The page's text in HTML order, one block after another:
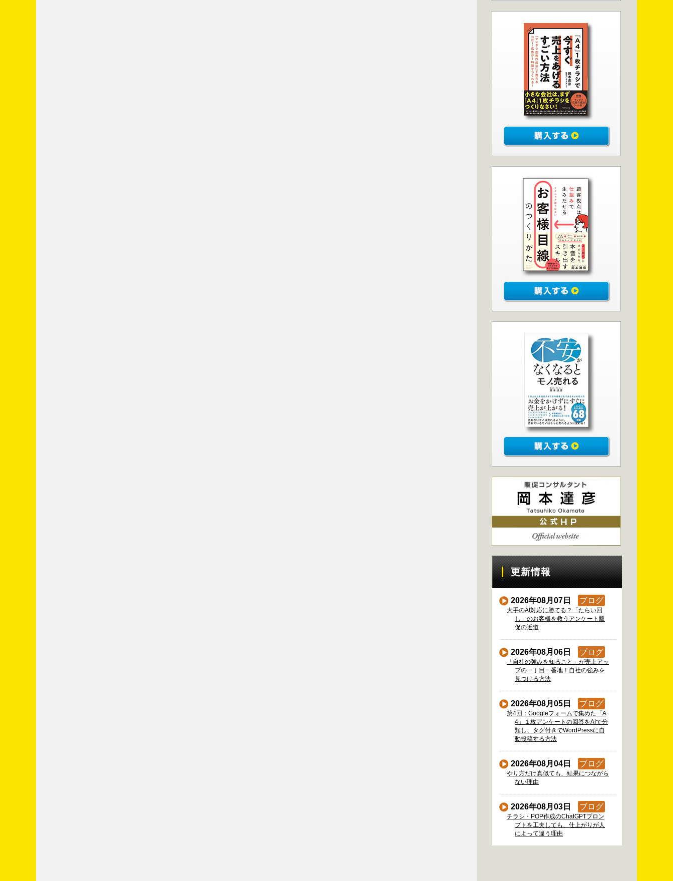
更新情報
2026年08月07日 ブログ
大手のAI対応に勝てる？「たらい回
し」のお客様を救うアンケート販
促の近道
2026年08月06日 ブログ
「自社の強みを知ること」が売上アッ
プの一丁目一番地！自社の強みを
見つける方法
2026年08月05日 ブログ
第4回：Googleフォームで集めた「A
4」１枚アンケートの回答をAIで分
類し、タグ付きでWordPressに自
動投稿する方法
2026年08月04日 ブログ
やり方だけ真似ても、結果につながら
ない理由
2026年08月03日 ブログ
チラシ・POP作成のChatGPTプロン
プトを工夫しても、仕上がりが人
によって違う理由